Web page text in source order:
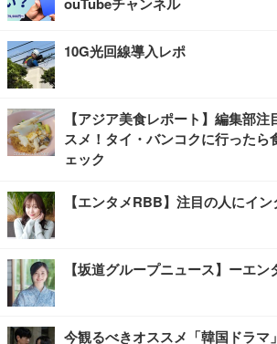
10G光回線導入レポ
【アジア美食レポート】編集部
スメ！タイ・バンコクに行ったら
ェック
【エンタメRBB】注目の人にイ
【坂道グループニュース】ーエ
今観るべきオススメ「韓国ドラマ」